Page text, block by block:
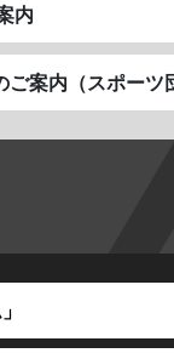
内
案内（スポーツ